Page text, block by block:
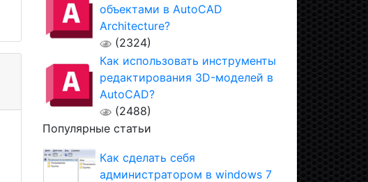
объектами в AutoCAD
Architecture?
(2324)
Как использовать инструменты
редактирования 3D-моделей в
AutoCAD?
(2488)
Популярные статьи
Как сделать себя
администратором в windows 7